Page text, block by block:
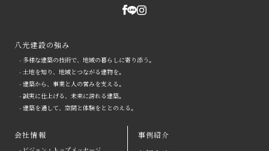
八光建設の強み
- 多様な建築の技術で、地域の暮らしに寄り添う。
- 土地を知り、地域とつながる建物を。
- 建築から、事業と人の営みを支える。
- 誠実に仕上げる、未来に誇れる建築。
- 建築を通して、空間と体験をととのえる。
会社情報
事例紹介